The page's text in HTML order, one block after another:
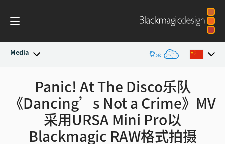
Media 登录
新闻存档
新闻图片
Argentina
Australia
Austria
Panic! At The Disco乐队
《Dancing’s Not a Crime》 MV
采用URSA Mini Pro以
Blackmagic RAW格式拍摄